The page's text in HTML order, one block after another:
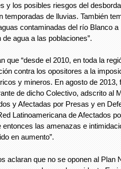
y los posibles riesgos del
temporadas de lluvias. También
contaminadas del río Blanco
agua a las poblaciones”.
que “desde el 2010, en toda la
contra los opositores a la
y mineros. En agosto de 2013,
de dicho Colectivo, adscrito al
y Afectadas por Presas y en
Latinoamericana de Afectados
entonces las amenazas e
en aumento”.
aclaran que no se oponen al Plan